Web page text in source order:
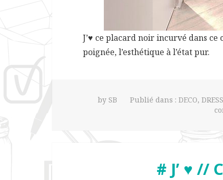
J’♥ ce placard noir incurvé dans
poignée, l’esthétique à l’état pur.
by SB Publié dans : DECO,
# J’ ♥ //